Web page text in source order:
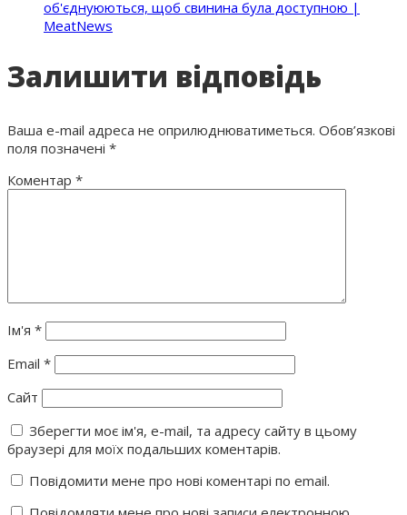
об'єднуюються, щоб свинина була доступною |
MeatNews
Залишити відповідь
Ваша e-mail адреса не оприлюднюватиметься. Обов’язкові
поля позначені *
Коментар *
Ім'я *
Email *
Сайт
Зберегти моє ім'я, e-mail, та адресу сайту в цьому
браузері для моїх подальших коментарів.
Повідомити мене про нові коментарі по email.